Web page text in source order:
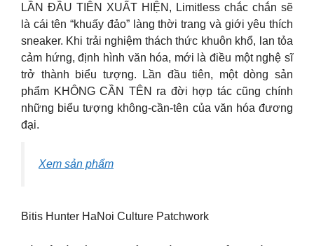
LẦN ĐẦU TIÊN XUẤT HIỆN, Limitless chắc chắn sẽ
là cái tên “khuấy đảo” làng thời trang và giới yêu thích
sneaker. Khi trải nghiệm thách thức khuôn khổ, lan tỏa
cảm hứng, định hình văn hóa, mới là điều một nghệ sĩ
trở thành biểu tượng. Lần đầu tiên, một dòng sản
phẩm KHÔNG CẦN TÊN ra đời hợp tác cũng chính
những biểu tượng không-cần-tên của văn hóa đương
đại.
Xem sản phẩm
Bitis Hunter HaNoi Culture Patchwork